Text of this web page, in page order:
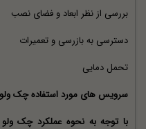
بررسی از نظر ابعاد و فضای نصب
دسترسی به بازرسی و تعمیرات
تحمل دمایی
سرویس های مورد استفاده چک
با توجه به نحوه عملکرد چک ولو